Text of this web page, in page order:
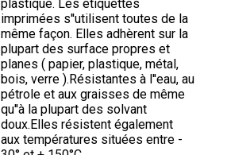
plastique. Les étiquettes
imprimées s''utilisent toutes de la
même façon. Elles adhèrent sur la
plupart des surface propres et
planes ( papier, plastique, métal,
bois, verre ).Résistantes à l''eau, au
pétrole et aux graisses de même
qu''à la plupart des solvant
doux.Elles résistent également
aux températures situées entre -